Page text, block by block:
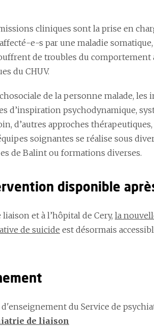
cliniques sont la prise en
e-s par une maladie
de troubles du
du CHUV.
de la personne malade, les
d’inspiration psychodynamique,
d’autres approches
soignantes se réalise sous
de Balint ou formations diverses.
disponible
et à l’hôpital de Cery, la
de suicide est désormais
du Service de
de liaison